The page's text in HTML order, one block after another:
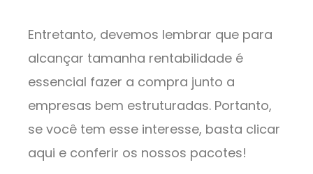
Entretanto, devemos lembrar que para
alcançar tamanha rentabilidade é
essencial fazer a compra junto a
empresas bem estruturadas. Portanto,
se você tem esse interesse, basta clicar
aqui e conferir os nossos pacotes!